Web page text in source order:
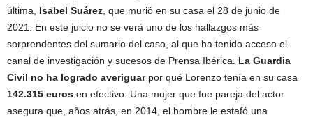
última,
Isabel Suárez , que murió en su casa el 28 de junio de
2021. En este juicio no se verá uno de los hallazgos más
sorprendentes del sumario del caso, al que ha tenido acceso el
canal de investigación y sucesos de Prensa Ibérica. La Guardia
Civil no ha logrado averiguarpor qué Lorenzo tenía en su casa
142.315 euros en efectivo. Una mujer que fue pareja del actor
asegura que, años atrás, en 2014, el hombre le estafó una